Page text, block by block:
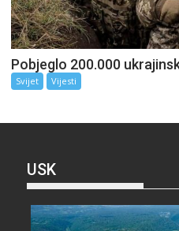
Pobjeglo 200.000
Svijet Vijesti
USK